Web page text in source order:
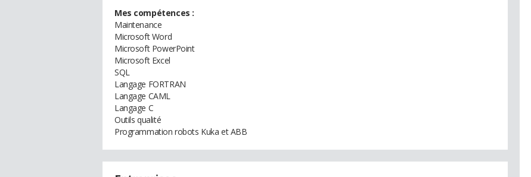
Mes compétences :
Maintenance
Microsoft Word
Microsoft PowerPoint
Microsoft Excel
SQL
Langage FORTRAN
Langage CAML
Langage C
Outils qualité
Programmation robots Kuka et ABB